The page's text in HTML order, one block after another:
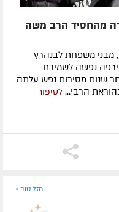
מהחסיד הרב משה
מבני משפחת לבנהרץ
נפשה לשמירת
שנות מסירות נפש עלתה
הרבי... לסיפור
מזל טוב »